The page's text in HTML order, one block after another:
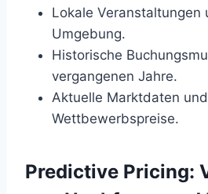
Lokale Veranstaltungen
Umgebung.
Historische
vergangenen Jahre.
Aktuelle Marktdaten und
Wettbewerbspreise.
Predictive Pricing: